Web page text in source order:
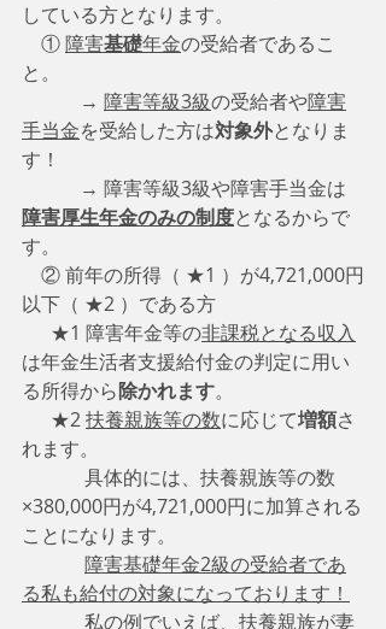
している方となります。
① 障害基礎年金の受給者であるこ
と。
→ 障害等級3級の受給者や障害
手当金を受給した方は対象外となりま
す！
→ 障害等級3級や障害手当金は
障害厚生年金のみの制度となるからで
す。
② 前年の所得（ ★1 ）が4,721,000円
以下（ ★2 ）である方
      ★1 障害年金等の
非課税となる収入
は年金生活者支援給付金の判定に用い
る所得から除かれます。
      ★2
扶養親族等の数に応じて増額さ
れます。
具体的には、扶養親族等の数
×380,000円が4,721,000円に加算される
ことになります。
障害基礎年金2級の受給者であ
る私も給付の対象になっております！
私の例でいえば、扶養親族が妻